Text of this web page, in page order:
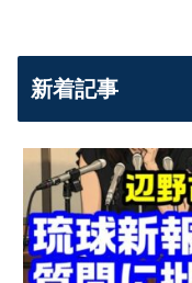
新着記事